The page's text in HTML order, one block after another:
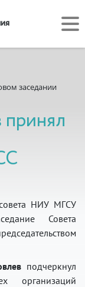
заседании
НИУ МГСУ
Совета
подчеркнул
организаций